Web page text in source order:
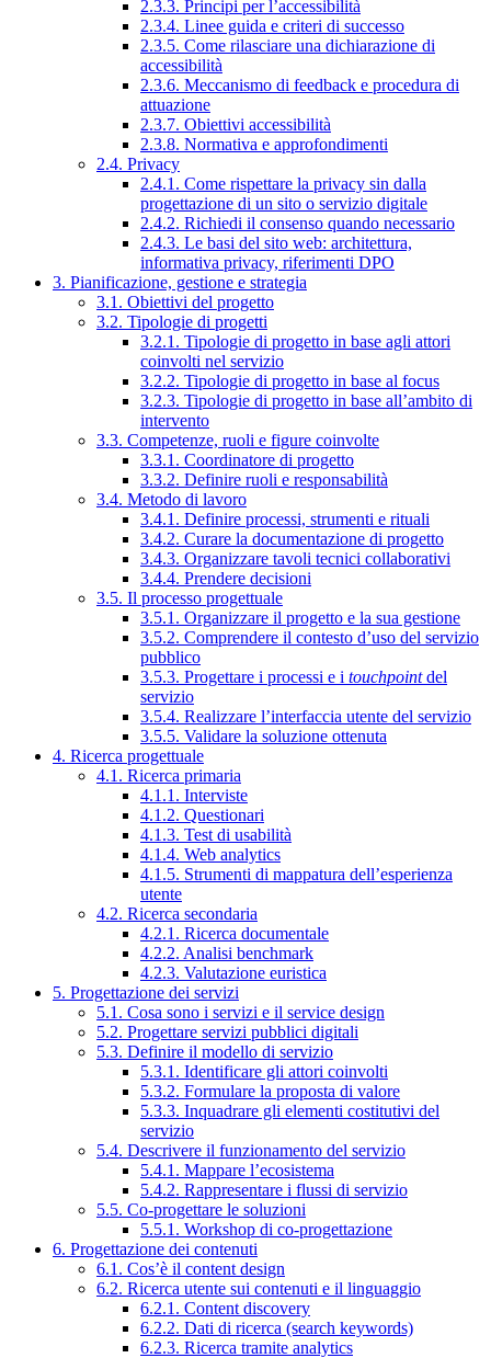
2.3.3. Principi per l’accessibilità
2.3.4. Linee guida e criteri di successo
2.3.5. Come rilasciare una dichiarazione di
accessibilità
2.3.6. Meccanismo di feedback e procedura di
attuazione
2.3.7. Obiettivi accessibilità
2.3.8. Normativa e approfondimenti
2.4. Privacy
2.4.1. Come rispettare la privacy sin dalla
progettazione di un sito o servizio digitale
2.4.2. Richiedi il consenso quando necessario
2.4.3. Le basi del sito web: architettura,
informativa privacy, riferimenti DPO
3. Pianificazione, gestione e strategia
3.1. Obiettivi del progetto
3.2. Tipologie di progetti
3.2.1. Tipologie di progetto in base agli attori
coinvolti nel servizio
3.2.2. Tipologie di progetto in base al focus
3.2.3. Tipologie di progetto in base all’ambito di
intervento
3.3. Competenze, ruoli e figure coinvolte
3.3.1. Coordinatore di progetto
3.3.2. Definire ruoli e responsabilità
3.4. Metodo di lavoro
3.4.1. Definire processi, strumenti e rituali
3.4.2. Curare la documentazione di progetto
3.4.3. Organizzare tavoli tecnici collaborativi
3.4.4. Prendere decisioni
3.5. Il processo progettuale
3.5.1. Organizzare il progetto e la sua gestione
3.5.2. Comprendere il contesto d’uso del servizio
pubblico
3.5.3. Progettare i processi e i touchpointdel
servizio
3.5.4. Realizzare l’interfaccia utente del servizio
3.5.5. Validare la soluzione ottenuta
4. Ricerca progettuale
4.1. Ricerca primaria
4.1.1. Interviste
4.1.2. Questionari
4.1.3. Test di usabilità
4.1.4. Web analytics
4.1.5. Strumenti di mappatura dell’esperienza
utente
4.2. Ricerca secondaria
4.2.1. Ricerca documentale
4.2.2. Analisi benchmark
4.2.3. Valutazione euristica
5. Progettazione dei servizi
5.1. Cosa sono i servizi e il service design
5.2. Progettare servizi pubblici digitali
5.3. Definire il modello di servizio
5.3.1. Identificare gli attori coinvolti
5.3.2. Formulare la proposta di valore
5.3.3. Inquadrare gli elementi costitutivi del
servizio
5.4. Descrivere il funzionamento del servizio
5.4.1. Mappare l’ecosistema
5.4.2. Rappresentare i flussi di servizio
5.5. Co-progettare le soluzioni
5.5.1. Workshop di co-progettazione
6. Progettazione dei contenuti
6.1. Cos’è il content design
6.2. Ricerca utente sui contenuti e il linguaggio
6.2.1. Content discovery
6.2.2. Dati di ricerca (search keywords)
6.2.3. Ricerca tramite analytics